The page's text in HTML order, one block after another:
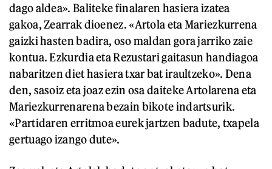
dago aldea». Baliteke finalaren hasiera izatea
gakoa, Zearrak dioenez. «Artola eta Mariezkurrena
gaizki hasten badira, oso maldan gora jarriko zaie
kontua. Ezkurdia eta Rezustari gaitasun handiagoa
nabaritzen diet hasiera txar bat iraultzeko». Dena
den, sasoiz eta joaz ezin osa daiteke Artolarena eta
Mariezkurrenarena bezain bikote indartsurik.
«Partidaren erritmoa eurek jartzen badute, txapela
gertuago izango dute».